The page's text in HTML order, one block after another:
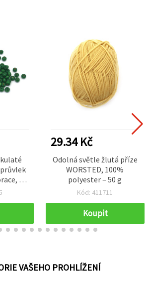
50
29.34 Kč
Odolná světle žlutá příze
WORSTED, 100%
polyester – 50 g
Kód: 411711
Koupit
VAŠEHO PROHLÍŽENÍ